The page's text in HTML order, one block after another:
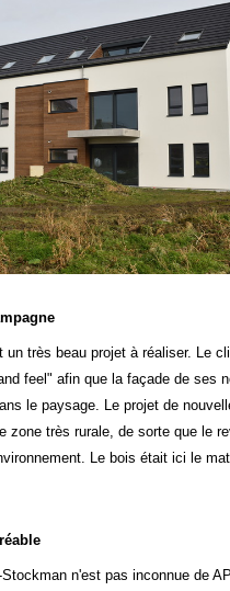
un très beau projet à réaliser. Le
feel" afin que la façade de ses
le paysage. Le projet de
zone très rurale, de sorte que le
Le bois était ici le
n'est pas inconnue de